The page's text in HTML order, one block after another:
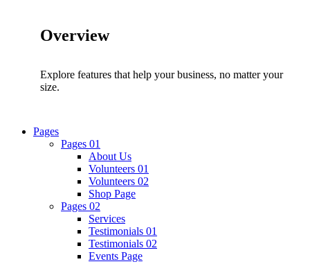
Overview
Explore features that help your business, no matter your
size.
Pages
Pages 01
About Us
Volunteers 01
Volunteers 02
Shop Page
Pages 02
Services
Testimonials 01
Testimonials 02
Events Page